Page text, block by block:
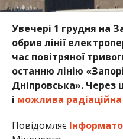
Увечері 1 грудня на
обрив лінії
час повітряної
останню лінію
Дніпровська». Через
і можлива радіаційна
Повідомляє